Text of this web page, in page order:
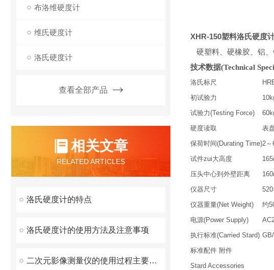
布洛维硬度计
维氏硬度计
洛氏硬度计
查看全部产品
相关文章
RELATED ARTICLES
洛氏硬度计的特点
洛氏硬度计的使用方法及注意事项
二次元影像测量仪的使用过程主要分为四个阶段
XHR-150塑料洛氏硬度
硬塑料、硬橡胶、铝、
技术数据(Technical
洛氏标尺
初试验力
试验力(Testing Force)
硬度读取
表
保荷时间(Durating Time)2～
试件zui大高度
压头中心到外壁距离
仪器尺寸
仪器重量(Net Weight)
约
电源(Power Supply)
执行标准(Carried Stard)
标准配件 附件
Stard Accessories